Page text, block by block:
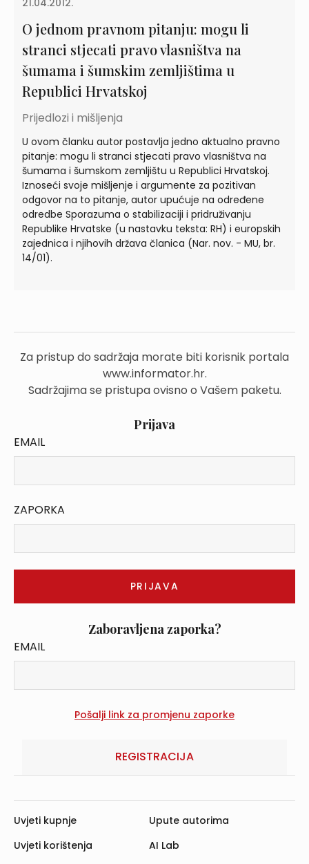
O jednom pravnom pitanju: mogu li
stranci stjecati pravo vlasništva na
šumama i šumskim zemljištima u
Republici Hrvatskoj
Prijedlozi i mišljenja
U ovom članku autor postavlja jedno aktualno pravno
pitanje: mogu li stranci stjecati pravo vlasništva na
šumama i šumskom zemljištu u Republici Hrvatskoj.
Iznoseći svoje mišljenje i argumente za pozitivan
odgovor na to pitanje, autor upućuje na određene
odredbe Sporazuma o stabilizaciji i pridruživanju
Republike Hrvatske (u nastavku teksta: RH) i europskih
zajednica i njihovih država članica (Nar. nov. - MU, br.
14/01).
Za pristup do sadržaja morate biti korisnik portala
www.informator.hr.
Sadržajima se pristupa ovisno o Vašem paketu.
Prijava
EMAIL
ZAPORKA
Zaboravljena zaporka?
EMAIL
REGISTRACIJA
Uvjeti kupnje
Uvjeti korištenja
Upute autorima
AI Lab